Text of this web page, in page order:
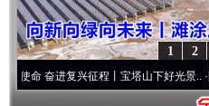
2
1
进复兴征程丨宝塔山下好光景..·[视频]因